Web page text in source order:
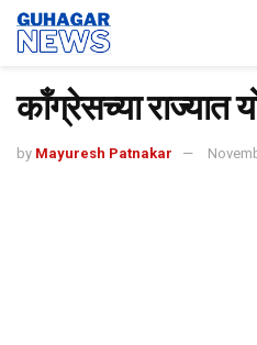
कॉंग्रेसच्या राज्यात
by Mayuresh Patnakar